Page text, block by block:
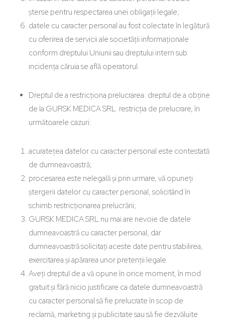
șterse pentru respectarea unei obligații legale;
datele cu caracter personal au fost colectate în legătură
cu oferirea de servicii ale societății informaționale
conform dreptului Uniunii sau dreptului intern sub
incidența căruia se află operatorul.
Dreptul de a restricționa prelucrarea: dreptul de a obține
de la GURSK MEDICA SRL restricția de prelucrare, în
următoarele cazuri:
acuratețea datelor cu caracter personal este contestată
de dumneavoastră;
procesarea este nelegală și prin urmare, vă opuneți
ștergerii datelor cu caracter personal, solicitând în
schimb restricționarea prelucrării;
GURSK MEDICA SRL nu mai are nevoie de datele
dumneavoastră cu caracter personal, dar
dumneavoastră solicitați aceste date pentru stabilirea,
exercitarea și apărarea unor pretenții legale.
Aveți dreptul de a vă opune în orice moment, în mod
gratuit și fără nicio justificare ca datele dumneavoastră
cu caracter personal să fie prelucrate în scop de
reclamă, marketing și publicitate sau să fie dezvăluite